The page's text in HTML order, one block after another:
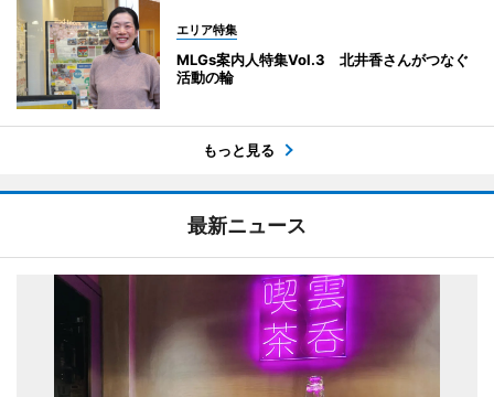
エリア特集
MLGs案内人特集Vol.3 北井香さんがつなぐ
活動の輪
もっと見る
最新ニュース